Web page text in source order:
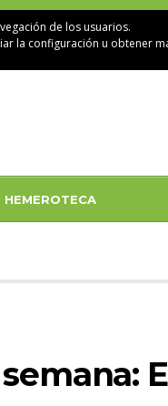
de los usuarios.
la configuración u obtener
HEMEROTECA